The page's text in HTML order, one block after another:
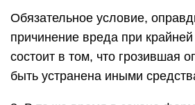
Обязательное условие,
причинение вреда при
состоит в том, что грозившая
быть устранена иными